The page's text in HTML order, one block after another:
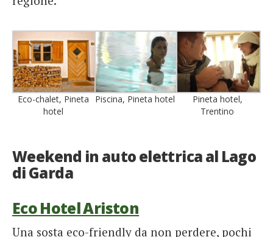
Eco-chalet, Pineta
hotel
Piscina, Pineta hotel
Pineta hotel,
Trentino
Weekend in auto elettrica al Lago
di Garda
Eco Hotel Ariston
Una sosta eco-friendly da non perdere, pochi